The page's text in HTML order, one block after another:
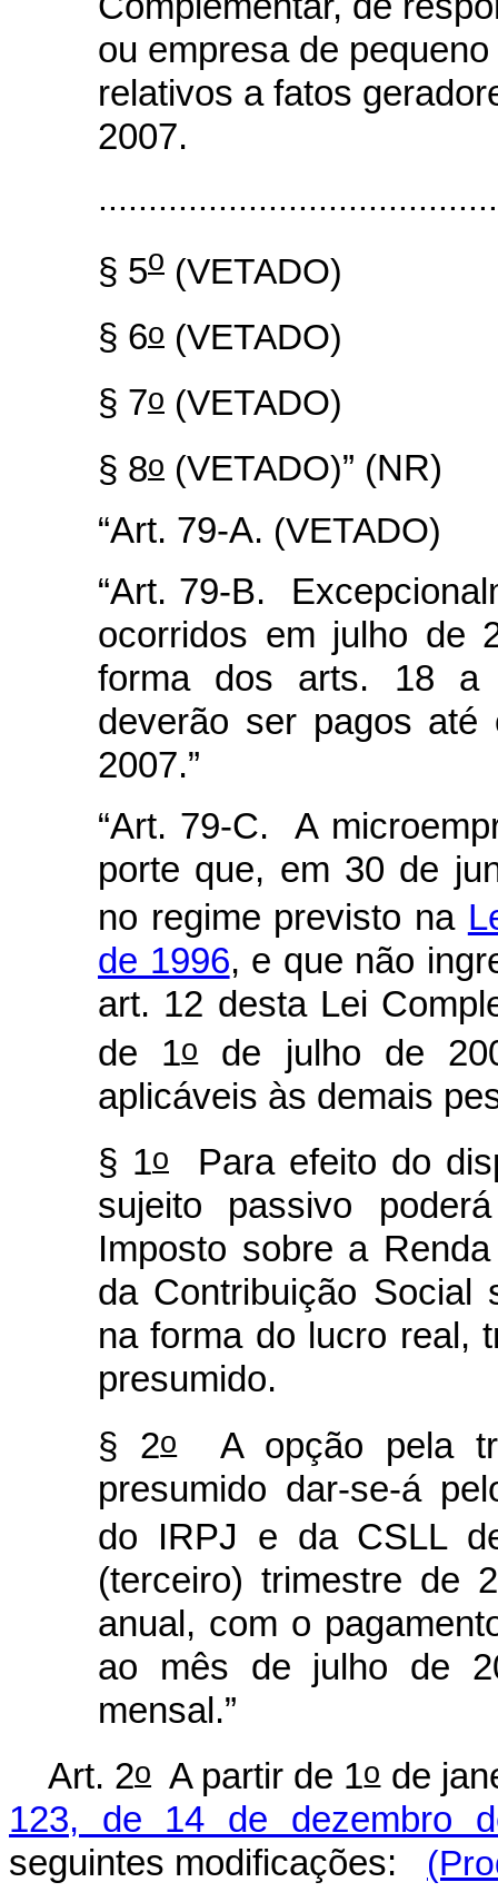
ou empresa de
relativos a fatos
2007.
§ 5o (VETADO)
§ 6o (VETADO)
§ 7o (VETADO)
§ 8o (VETADO)” (NR)
“Art. 79-A. (VETADO)
“Art. 79-B.
ocorridos em julho de
forma dos arts. 18 a
deverão ser pagos
2007.”
“Art. 79-C. A
porte que, em 30 de
no regime previsto na
de 1996, e que não
art. 12 desta Lei
de 1ode julho de
aplicáveis às demais
§ 1o
Para efeito do
sujeito passivo
Imposto sobre a
da Contribuição
na forma do lucro real,
presumido.
§ 2oA opção pela
presumido dar-se-á
do IRPJ e da CSLL
(terceiro) trimestre de
anual, com o
ao mês de julho de
mensal.”
Art. 2o A partir de 1ode
123, de 14 de dezembro
seguintes modificações: